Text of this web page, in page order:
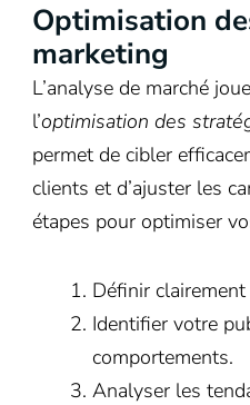
Optimisation
marketing
L’analyse de marché
l’optimisation des
permet de cibler
clients et d’ajuster les
étapes pour optimiser
Définir
Identifier votre
comportements.
Analyser les